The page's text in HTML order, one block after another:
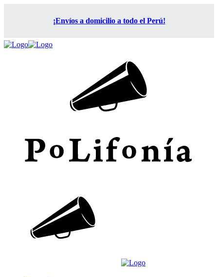
¡Envíos a domicilio a todo el Perú!